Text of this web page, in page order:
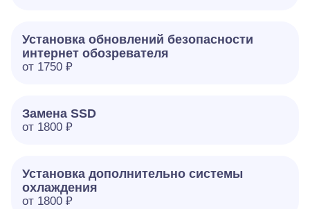
Установка обновлений безопасности
интернет обозревателя
от 1750 ₽
Замена SSD
от 1800 ₽
Установка дополнительно системы
охлаждения
от 1800 ₽